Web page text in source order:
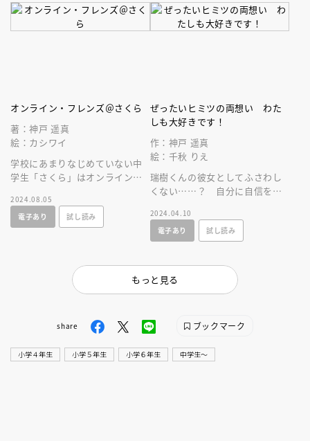
オンライン・フレンズ＠さくら
著：神戸 遥真
絵：カシワイ
学校にあまりなじめていない中
学生「さくら」はオンラインの
バ」が好きなユナと知り合う。
2024.08.05
電子あり
試し読み
ぜったいヒミツの両想い わた
しも大好きです！
作：神戸 遥真
絵：千秋 りえ
瑞樹くんの彼女としてふさわし
くない……？ 自分に自信を持
っとずっと言いたかった想いを
伝える！
2024.04.10
電子あり
試し読み
もっと見る
share ブックマーク
小学４年生 小学５年生 小学６年生 中学生〜